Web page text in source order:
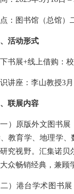
：图书馆（总馆）
活动形式
书展+线上借购：
讲座：李山教授3
联展内容
一）原版外文图书
教育学、地理学
究视野。汇集诺贝
众畅销经典，兼顾
二）港台学术图书